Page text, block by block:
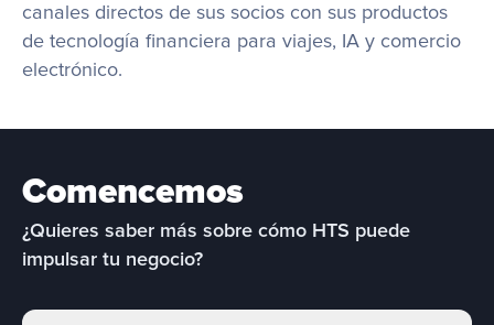
canales directos de sus socios con sus productos
de tecnología financiera para viajes, IA y comercio
electrónico.
Comencemos
¿Quieres saber más sobre cómo HTS puede
impulsar tu negocio?